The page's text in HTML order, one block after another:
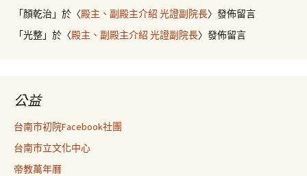
「顏乾治 」於〈殿主、副殿主介紹 光證副院長〉發佈留言
「光整」於〈殿主、副殿主介紹 光證副院長〉發佈留言
公益
台南市初院Facebook社團
台南市立文化中心
帝教萬年曆